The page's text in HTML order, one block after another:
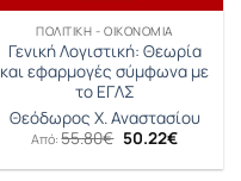
ΠΟΛΙΤΙΚΉ - ΟΙΚΟΝΟΜΊΑ
Γενική Λογιστική: Θεωρία
και εφαρμογές σύμφωνα με
το ΕΓΛΣ
Θεόδωρος Χ. Αναστασίου
Από:55.80€ Original
price
was:
50.22€Η
τιμή